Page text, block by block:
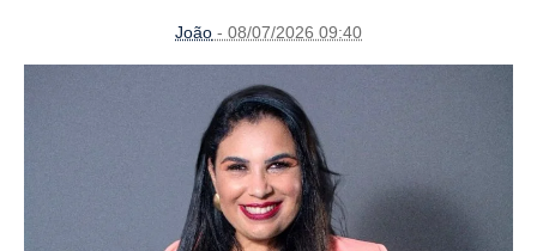
João - 08/07/2026 09:40